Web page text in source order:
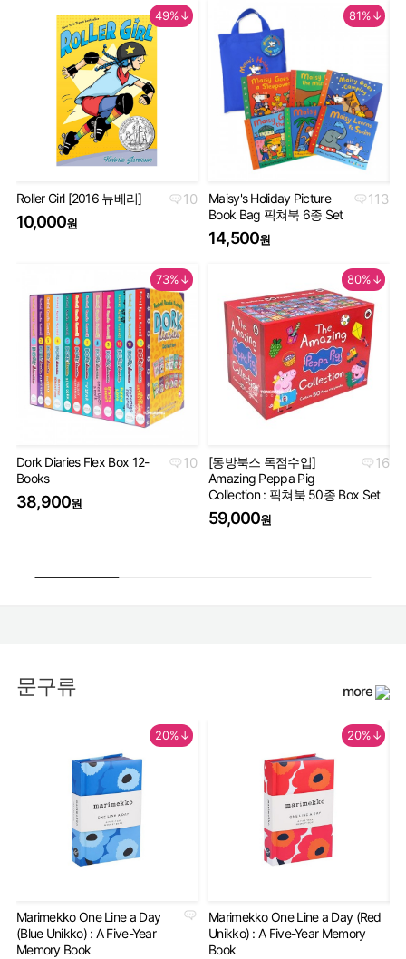
49%↓
10
Roller Girl [2016 뉴베리]
10,000원
81%↓
113
Maisy's Holiday Picture
Book Bag 픽쳐북 6종 Set
14,500원
73%↓
10
Dork Diaries Flex Box 12-
Books
38,900원
80%↓
16
[동방북스 독점수입]
Amazing Peppa Pig
Collection : 픽쳐북 50종 Box Set
59,000원
문구류 more
20%↓
Marimekko One Line a Day
(Blue Unikko) : A Five-Year
Memory Book
20%↓
Marimekko One Line a Day (Red
Unikko) : A Five-Year Memory
Book